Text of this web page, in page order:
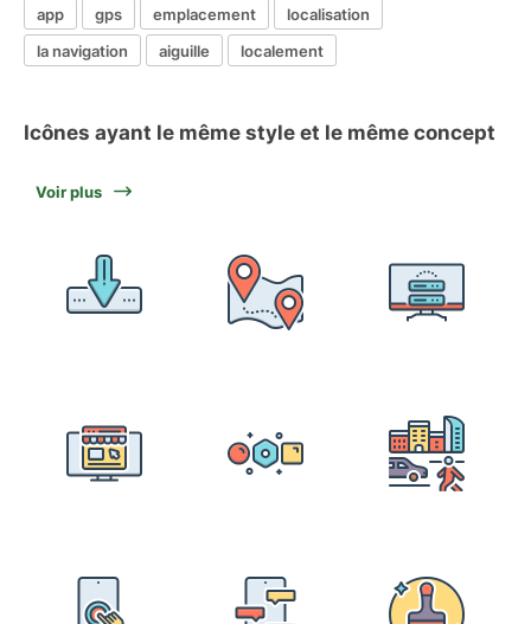
app gps emplacement
localisation
la navigation
aiguille localement
Icônes ayant le même style et le même concept
Voir plus